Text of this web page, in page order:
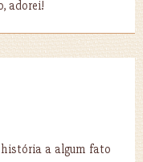
adorei!
a algum fato